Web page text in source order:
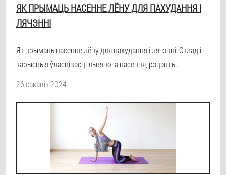
ЯК ПРЫМАЦЬ НАСЕННЕ ЛЁНУ ДЛЯ ПАХУДАННЯ І
ЛЯЧЭННІ
Як прымаць насенне лёну для пахудання і лячэнні. Склад і
карысныя ўласцівасці льнянога насення, рэцэпты.
26 сакавік 2024